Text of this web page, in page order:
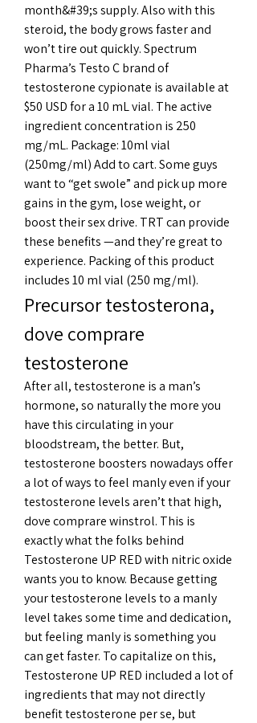
month&#39;s supply. Also with this
steroid, the body grows faster and
won’t tire out quickly. Spectrum
Pharma’s Testo C brand of
testosterone cypionate is available at
$50 USD for a 10 mL vial. The active
ingredient concentration is 250
mg/mL. Package: 10ml vial
(250mg/ml) Add to cart. Some guys
want to “get swole” and pick up more
gains in the gym, lose weight, or
boost their sex drive. TRT can provide
these benefits —and they’re great to
experience. Packing of this product
includes 10 ml vial (250 mg/ml).
Precursor testosterona,
dove comprare
testosterone
After all, testosterone is a man’s
hormone, so naturally the more you
have this circulating in your
bloodstream, the better. But,
testosterone boosters nowadays offer
a lot of ways to feel manly even if your
testosterone levels aren’t that high,
dove comprare winstrol. This is
exactly what the folks behind
Testosterone UP RED with nitric oxide
wants you to know. Because getting
your testosterone levels to a manly
level takes some time and dedication,
but feeling manly is something you
can get faster. To capitalize on this,
Testosterone UP RED included a lot of
ingredients that may not directly
benefit testosterone per se, but